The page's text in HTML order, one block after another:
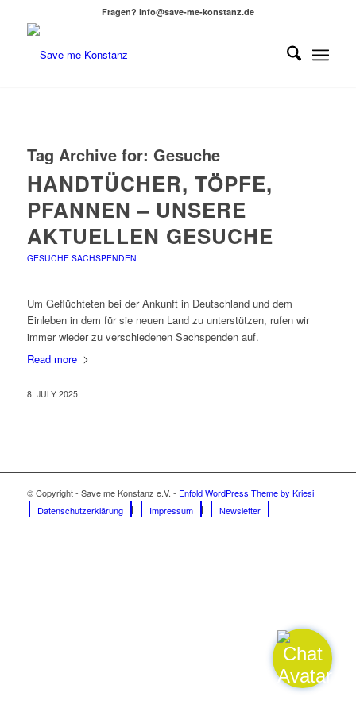
Fragen? info@save-me-konstanz.de
Tag Archive for: Gesuche
HANDTÜCHER, TÖPFE,
PFANNEN – UNSERE
AKTUELLEN GESUCHE
GESUCHE SACHSPENDEN
Um Geflüchteten bei der Ankunft in Deutschland und dem
Einleben in dem für sie neuen Land zu unterstützen, rufen wir
immer wieder zu verschiedenen Sachspenden auf.
Read more
8. JULY 2025
© Copyright - Save me Konstanz e.V. - Enfold WordPress Theme by Kriesi
Datenschutzerklärung
Impressum Newsletter